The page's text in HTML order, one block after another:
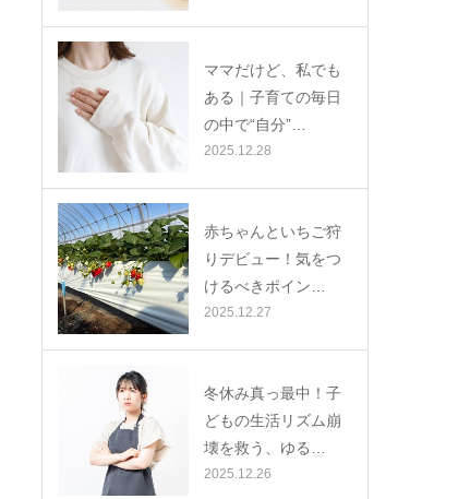
ママだけど、私でも
ある｜子育ての毎日
の中で“自分”…
2025.12.28
赤ちゃんといちご狩
りデビュー！気をつ
けるべきポイン…
2025.12.27
冬休み真っ最中！子
どもの生活リズム崩
壊を救う、ゆる…
2025.12.26